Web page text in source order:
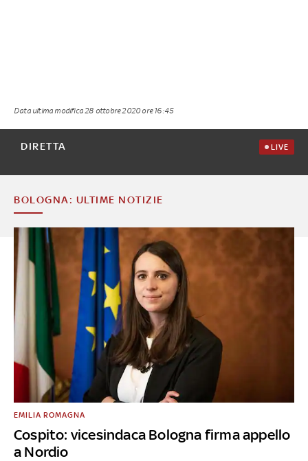
Data ultima modifica 28 ottobre 2020 ore 16:45
DIRETTA LIVE
BOLOGNA: ULTIME NOTIZIE
Cospito: vicesindaca Bologna firma appello
a Nordio
EMILIA ROMAGNA